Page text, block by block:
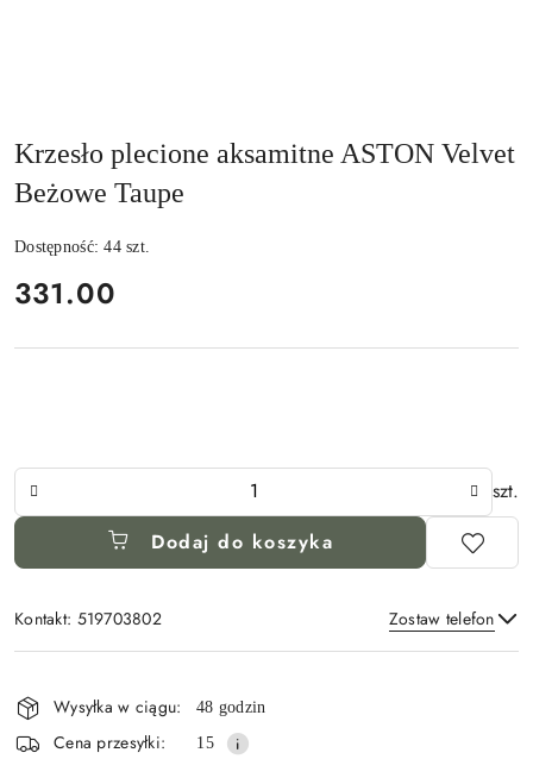
Krzesło plecione aksamitne ASTON Velvet
Beżowe Taupe
Dostępność:44szt.
cena:
331.00
szt.
Dodaj do koszyka
Kontakt: 519703802 Zostaw telefon
i
dostawa
Wysyłka w ciągu: 48 godzin
Cena przesyłki: 15